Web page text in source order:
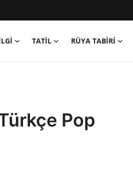
TATİL RÜYA TABİRİ
Pop